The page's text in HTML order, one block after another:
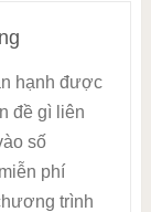
hạnh được
đề gì liên
số
phí
trình